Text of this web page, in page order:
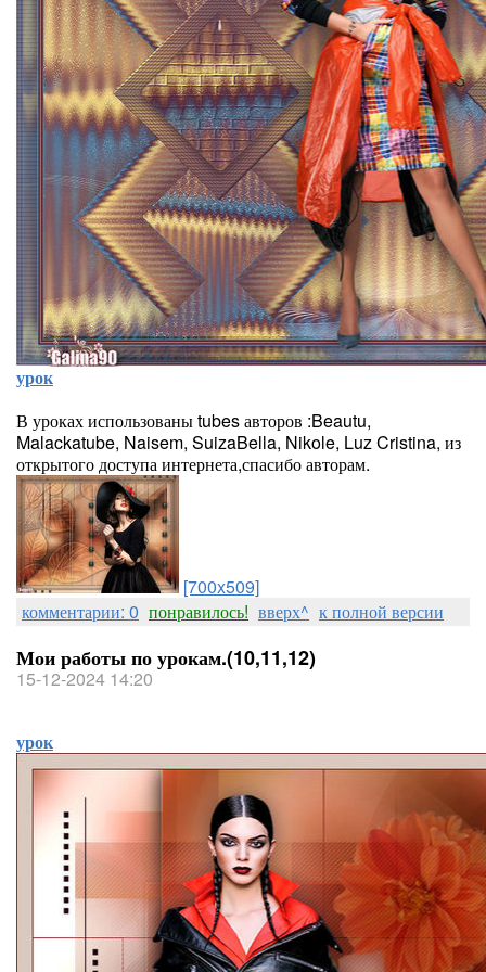
урок
В уроках использованы tubes авторов :Beautu,
Malackatube, Naisem, SuizaBella, Nikole, Luz Cristina, из
открытого доступа интернета,спасибо авторам.
[700x509]
комментарии: 0 понравилось! вверх^ к полной версии
Мои работы по урокам.(10,11,12)
15-12-2024 14:20
урок